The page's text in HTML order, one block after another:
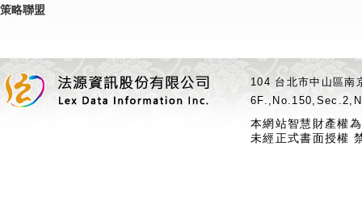
策略聯盟
104 台北市中山區
本網站智慧財產權
未經正式書面授權